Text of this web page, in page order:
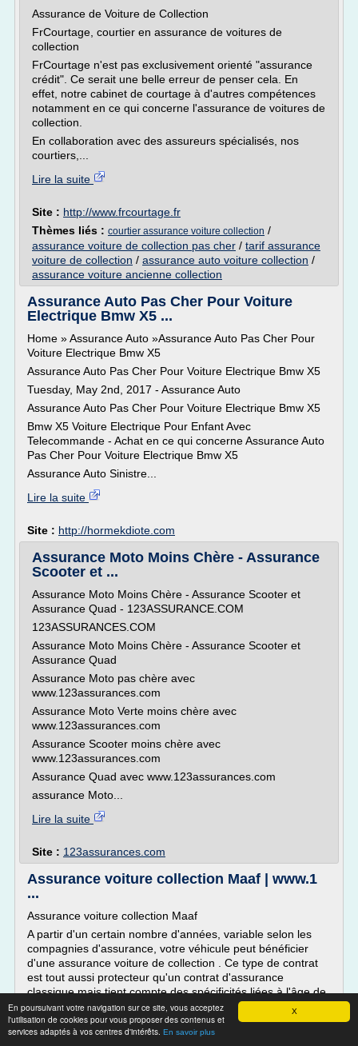
X
En poursuivant votre navigation sur ce site, vous acceptez
l'utilisation de cookies pour vous proposer des contenus et
services adaptés à vos centres d'intérêts. En savoir plus
Assurance de Voiture de Collection
FrCourtage, courtier en assurance de voitures de
collection
FrCourtage n'est pas exclusivement orienté "assurance
crédit". Ce serait une belle erreur de penser cela. En
effet, notre cabinet de courtage à d'autres compétences
notamment en ce qui concerne l'assurance de voitures de
collection.
En collaboration avec des assureurs spécialisés, nos
courtiers,...
Lire la suite
Site : http://www.frcourtage.fr
Thèmes liés : courtier assurance voiture collection /
assurance voiture de collection pas cher / tarif assurance
voiture de collection / assurance auto voiture collection /
assurance voiture ancienne collection
Assurance Auto Pas Cher Pour Voiture
Electrique Bmw X5 ...
Home » Assurance Auto »Assurance Auto Pas Cher Pour
Voiture Electrique Bmw X5
Assurance Auto Pas Cher Pour Voiture Electrique Bmw X5
Tuesday, May 2nd, 2017 - Assurance Auto
Assurance Auto Pas Cher Pour Voiture Electrique Bmw X5
Bmw X5 Voiture Electrique Pour Enfant Avec
Telecommande - Achat en ce qui concerne Assurance Auto
Pas Cher Pour Voiture Electrique Bmw X5
Assurance Auto Sinistre...
Lire la suite
Site : http://hormekdiote.com
Assurance Moto Moins Chère - Assurance
Scooter et ...
Assurance Moto Moins Chère - Assurance Scooter et
Assurance Quad - 123ASSURANCE.COM
123ASSURANCES.COM
Assurance Moto Moins Chère - Assurance Scooter et
Assurance Quad
Assurance Moto pas chère avec
www.123assurances.com
Assurance Moto Verte moins chère avec
www.123assurances.com
Assurance Scooter moins chère avec
www.123assurances.com
Assurance Quad avec www.123assurances.com
assurance Moto...
Lire la suite
Site : 123assurances.com
Assurance voiture collection Maaf | www.1
...
Assurance voiture collection Maaf
A partir d'un certain nombre d'années, variable selon les
compagnies d'assurance, votre véhicule peut bénéficier
d'une assurance voiture de collection . Ce type de contrat
est tout aussi protecteur qu'un contrat d'assurance
classique mais tient compte des spécificités liées à l'âge de
votre voiture en vous proposant un tarif bien souvent plus
avantageux....